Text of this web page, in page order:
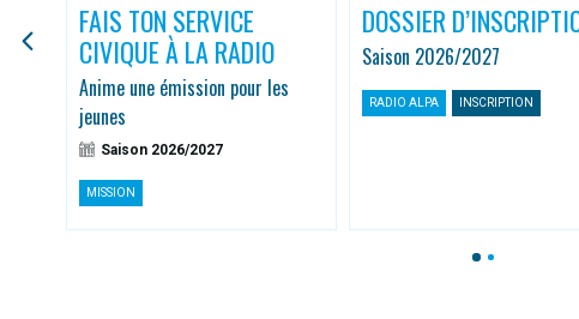
FAIS TON SERVICE
CIVIQUE À LA RADIO
Anime une émission pour les
jeunes
Saison 2026/2027
MISSION
DOSSIER
Saison 2026/2027
RADIO ALPA INSCRIPTION